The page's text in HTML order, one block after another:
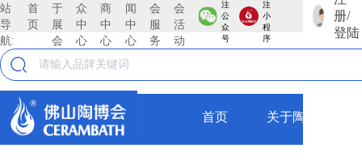
站
导
航:
首
页
于
展
会
众
中
心
商
中
心
闻
中
心
会
服
务
会
活
动
注
公
众
号
注
小
程
序
册/
登陆
首页 关于陶博会